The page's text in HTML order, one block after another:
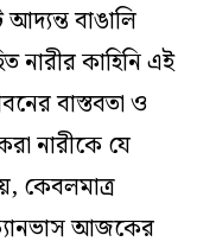
বাঙালি
নারীর কাহিনি এই
বাস্তবতা ও
নারীকে যে
কেবলমাত্র
আজকের